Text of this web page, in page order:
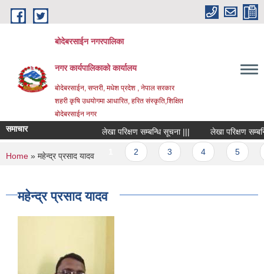
Skip to main content
बोदेबरसाईन नगरपालिका
नगर कार्यपालिकाको कार्यालय
बोदेबरसाईन, सप्तरी, मधेश प्रदेश , नेपाल सरकार
शहरी कृषि उधयोगमा आधारित, हरित संस्कृति,शिक्षित
बोदेबरसाईन नगर
समाचार लेखा परिक्षण सम्बन्धि सूचना ||| लेखा परिक्षण
Pages
You are here
Home » महेन्द्र प्रसाद यादव
महेन्द्र प्रसाद यादव